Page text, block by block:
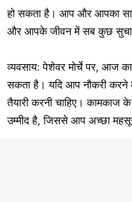
हो सकता है। आप और आपका
और आपके जीवन में सब कुछ
व्यवसाय: पेशेवर मोर्चे पर, आज
सकता है। यदि आप नौकरी करने
तैयारी करनी चाहिए। कामकाज
उम्मीद है, जिससे आप अच्छा